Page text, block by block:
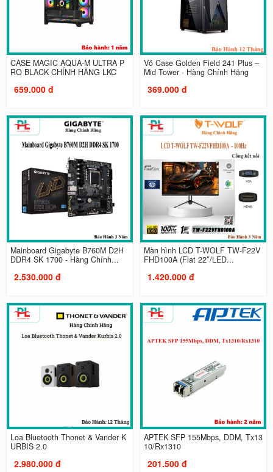
CASE MAGIC AQUA-M ULTRA P
RO BLACK CHÍNH HÃNG LKC
659.000 đ
Vỏ Case Golden Field 241 Plus –
Mid Tower - Hàng Chính Hãng
369.000 đ
Mainboard Gigabyte B760M D2H
DDR4 SK 1700 - Hàng Chính...
2.530.000 đ
Màn hình LCD T-WOLF TW-F22V
FHD100A (Flat 22″/LED...
1.420.000 đ
Loa Bluetooth Thonet & Vander K
URBIS 2.0
2.980.000 đ
APTEK SFP 155Mbps, DDM, Tx13
10/Rx1310
201.500 đ